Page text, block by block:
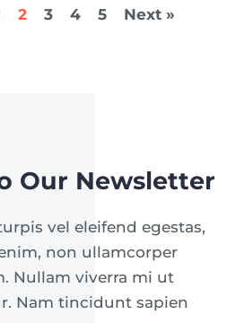
2 3 4 5 Next »
Our Newsletter
vel eleifend egestas,
non ullamcorper
Nullam viverra mi ut
Nam tincidunt sapien